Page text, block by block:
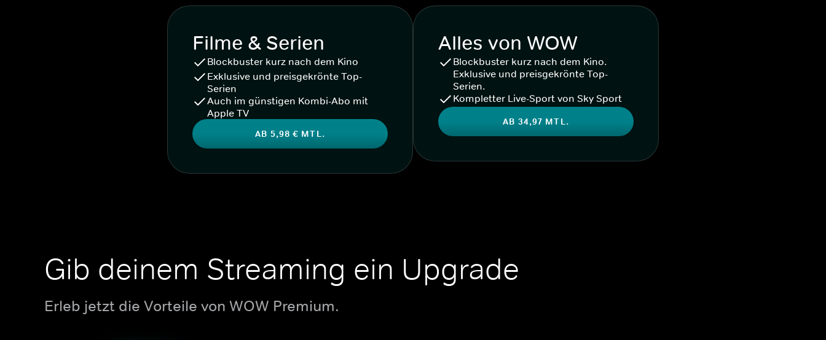
Filme & Serien
Blockbuster kurz nach dem Kino
Exklusive und preisgekrönte Top-
Serien
Auch im günstigen Kombi-Abo mit
Apple TV
AB 5,98 € MTL.
Alles von WOW
Blockbuster kurz nach dem Kino.
Exklusive und preisgekrönte Top-
Serien.
Kompletter Live-Sport von Sky Sport
AB 34,97 MTL.
Gib deinem Streaming ein Upgrade
Erleb jetzt die Vorteile von WOW Premium.